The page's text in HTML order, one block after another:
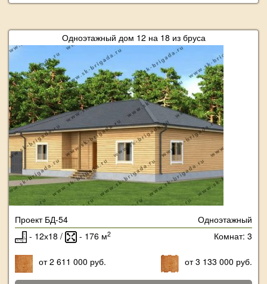
Одноэтажный дом 12 на 18 из бруса
Проект БД-54
Одноэтажный
- 12х18 /
- 176 м2 Комнат: 3
от 2 611 000 руб. от 3 133 000 руб.